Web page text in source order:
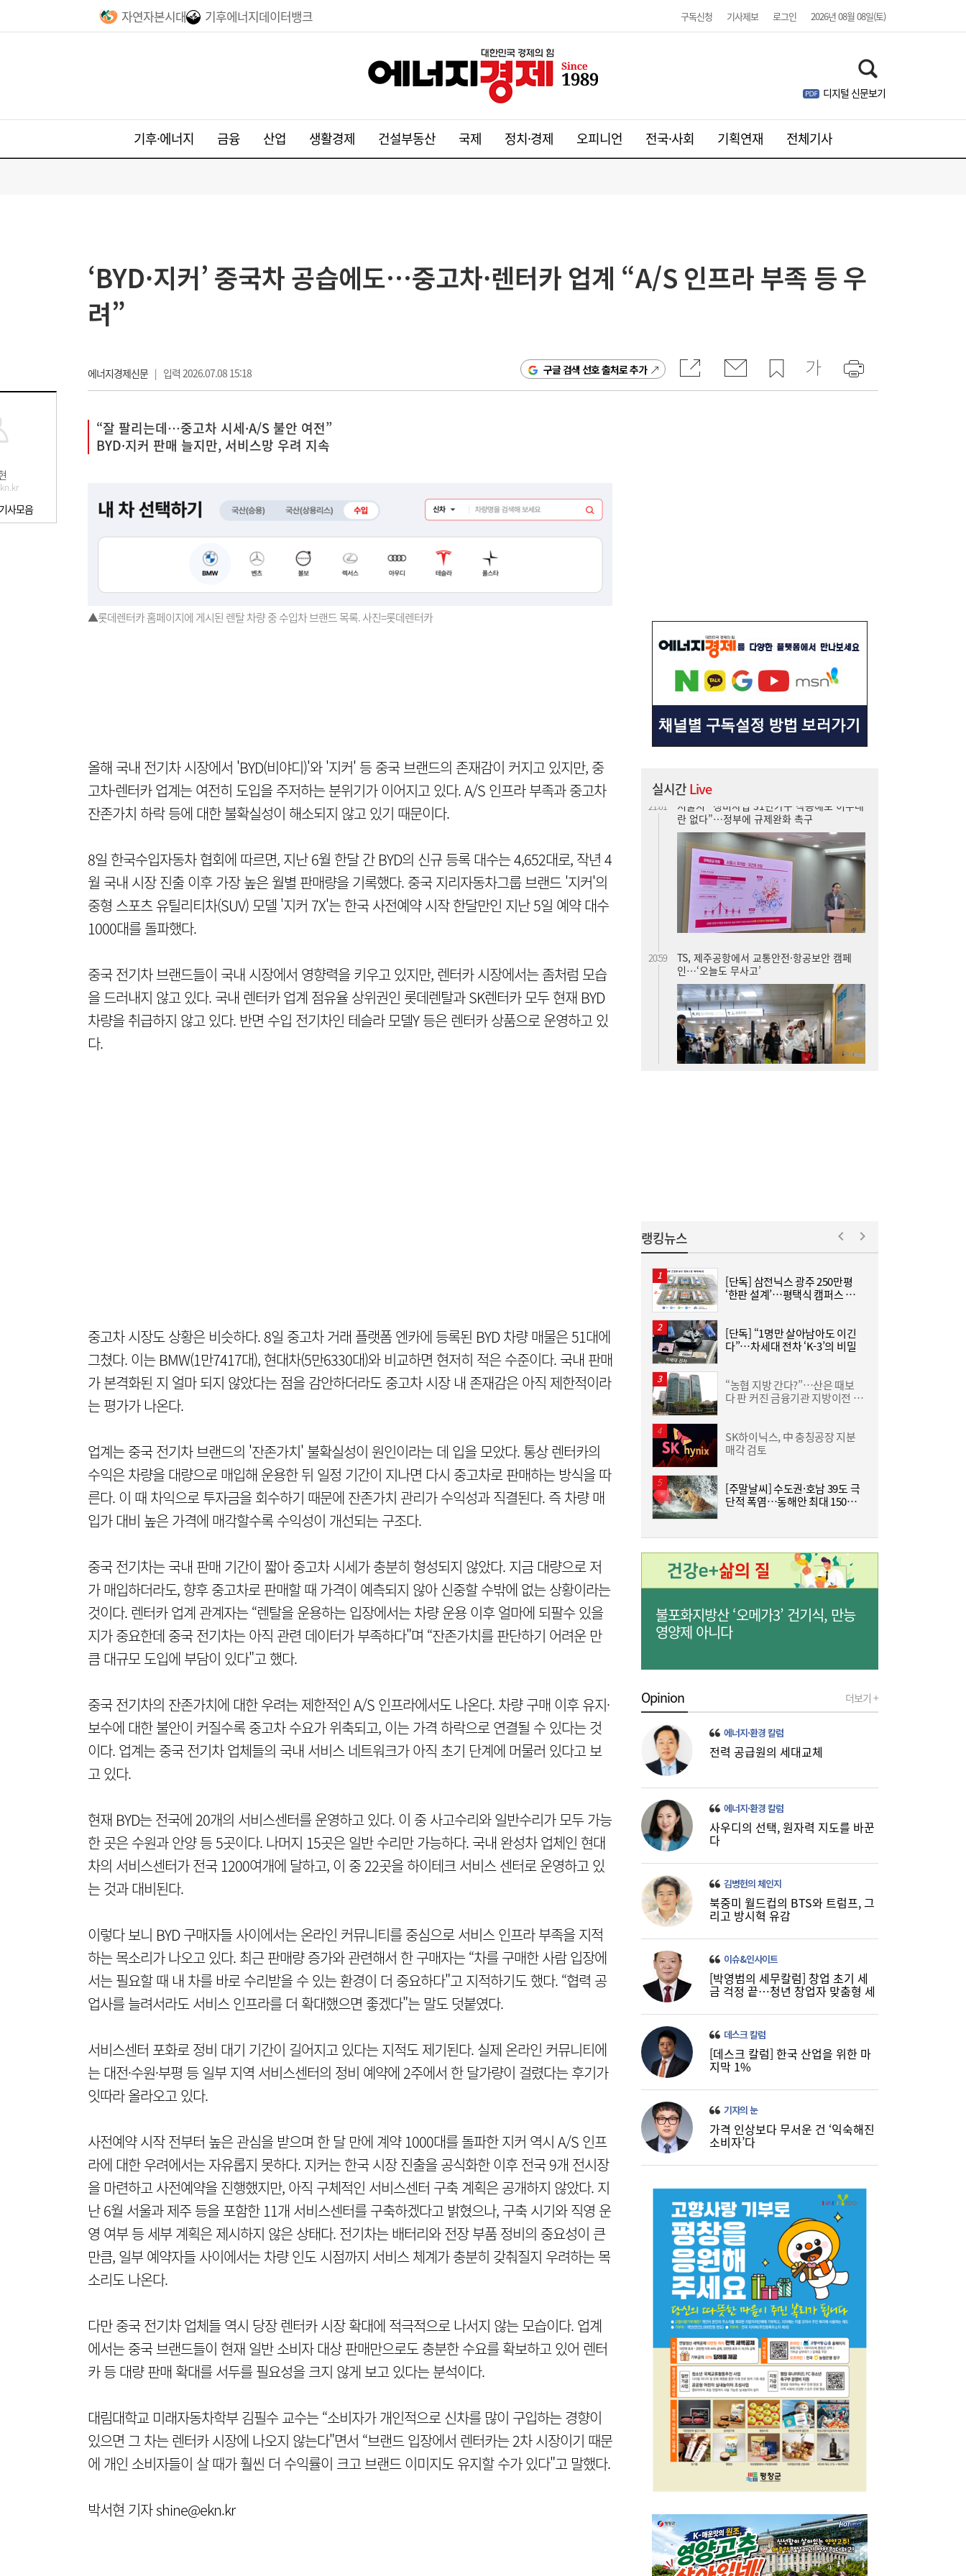
자연자본시대 기후에너지데이터뱅크 구독신청 기사제보 로그인 2026년 08월 08일(토)
디지털 신문보기
기후·에너지 금융 산업 생활경제 건설부동산 국제 정치·경제 오피니언 전국·사회 기획연재 전체기사
사모음
‘BYD·지커’ 중국차 공습에도…중고차·렌터카 업계 “A/S 인프라 부족 등 우
려”
에너지경제신문| 입력 2026.07.08 15:18 구글 검색 선호 출처로 추가
“잘 팔리는데…중고차 시세·A/S 불안 여전”
BYD·지커 판매 늘지만, 서비스망 우려 지속
▲롯데렌터카 홈페이지에 게시된 렌탈 차량 중 수입차 브랜드 목록. 사진=롯데렌터카
올해 국내 전기차 시장에서 'BYD(비야디)'와 '지커' 등 중국 브랜드의 존재감이 커지고 있지만, 중
고차·렌터카 업계는 여전히 도입을 주저하는 분위기가 이어지고 있다. A/S 인프라 부족과 중고차
잔존가치 하락 등에 대한 불확실성이 해소되지 않고 있기 때문이다.
8일 한국수입자동차 협회에 따르면, 지난 6월 한달 간 BYD의 신규 등록 대수는 4,652대로, 작년 4
월 국내 시장 진출 이후 가장 높은 월별 판매량을 기록했다. 중국 지리자동차그룹 브랜드 '지커'의
중형 스포츠 유틸리티차(SUV) 모델 '지커 7X'는 한국 사전예약 시작 한달만인 지난 5일 예약 대수
1000대를 돌파했다.
중국 전기차 브랜드들이 국내 시장에서 영향력을 키우고 있지만, 렌터카 시장에서는 좀처럼 모습
을 드러내지 않고 있다. 국내 렌터카 업계 점유율 상위권인 롯데렌탈과 SK렌터카 모두 현재 BYD
차량을 취급하지 않고 있다. 반면 수입 전기차인 테슬라 모델Y 등은 렌터카 상품으로 운영하고 있
다.
중고차 시장도 상황은 비슷하다. 8일 중고차 거래 플랫폼 엔카에 등록된 BYD 차량 매물은 51대에
그쳤다. 이는 BMW(1만7417대), 현대차(5만6330대)와 비교하면 현저히 적은 수준이다. 국내 판매
가 본격화된 지 얼마 되지 않았다는 점을 감안하더라도 중고차 시장 내 존재감은 아직 제한적이라
는 평가가 나온다.
업계는 중국 전기차 브랜드의 '잔존가치' 불확실성이 원인이라는 데 입을 모았다. 통상 렌터카의
수익은 차량을 대량으로 매입해 운용한 뒤 일정 기간이 지나면 다시 중고차로 판매하는 방식을 따
른다. 이 때 차익으로 투자금을 회수하기 때문에 잔존가치 관리가 수익성과 직결된다. 즉 차량 매
입가 대비 높은 가격에 매각할수록 수익성이 개선되는 구조다.
중국 전기차는 국내 판매 기간이 짧아 중고차 시세가 충분히 형성되지 않았다. 지금 대량으로 저
가 매입하더라도, 향후 중고차로 판매할 때 가격이 예측되지 않아 신중할 수밖에 없는 상황이라는
것이다. 렌터카 업계 관계자는 “렌탈을 운용하는 입장에서는 차량 운용 이후 얼마에 되팔수 있을
지가 중요한데 중국 전기차는 아직 관련 데이터가 부족하다"며 “잔존가치를 판단하기 어려운 만
큼 대규모 도입에 부담이 있다"고 했다.
중국 전기차의 잔존가치에 대한 우려는 제한적인 A/S 인프라에서도 나온다. 차량 구매 이후 유지·
보수에 대한 불안이 커질수록 중고차 수요가 위축되고, 이는 가격 하락으로 연결될 수 있다는 것
이다. 업계는 중국 전기차 업체들의 국내 서비스 네트워크가 아직 초기 단계에 머물러 있다고 보
고 있다.
현재 BYD는 전국에 20개의 서비스센터를 운영하고 있다. 이 중 사고수리와 일반수리가 모두 가능
한 곳은 수원과 안양 등 5곳이다. 나머지 15곳은 일반 수리만 가능하다. 국내 완성차 업체인 현대
차의 서비스센터가 전국 1200여개에 달하고, 이 중 22곳을 하이테크 서비스 센터로 운영하고 있
는 것과 대비된다.
이렇다 보니 BYD 구매자들 사이에서는 온라인 커뮤니티를 중심으로 서비스 인프라 부족을 지적
하는 목소리가 나오고 있다. 최근 판매량 증가와 관련해서 한 구매자는 “차를 구매한 사람 입장에
서는 필요할 때 내 차를 바로 수리받을 수 있는 환경이 더 중요하다"고 지적하기도 했다. “협력 공
업사를 늘려서라도 서비스 인프라를 더 확대했으면 좋겠다"는 말도 덧붙였다.
서비스센터 포화로 정비 대기 기간이 길어지고 있다는 지적도 제기된다. 실제 온라인 커뮤니티에
는 대전·수원·부평 등 일부 지역 서비스센터의 정비 예약에 2주에서 한 달가량이 걸렸다는 후기가
잇따라 올라오고 있다.
사전예약 시작 전부터 높은 관심을 받으며 한 달 만에 계약 1000대를 돌파한 지커 역시 A/S 인프
라에 대한 우려에서는 자유롭지 못하다. 지커는 한국 시장 진출을 공식화한 이후 전국 9개 전시장
을 마련하고 사전예약을 진행했지만, 아직 구체적인 서비스센터 구축 계획은 공개하지 않았다. 지
난 6월 서울과 제주 등을 포함한 11개 서비스센터를 구축하겠다고 밝혔으나, 구축 시기와 직영 운
영 여부 등 세부 계획은 제시하지 않은 상태다. 전기차는 배터리와 전장 부품 정비의 중요성이 큰
만큼, 일부 예약자들 사이에서는 차량 인도 시점까지 서비스 체계가 충분히 갖춰질지 우려하는 목
소리도 나온다.
다만 중국 전기차 업체들 역시 당장 렌터카 시장 확대에 적극적으로 나서지 않는 모습이다. 업계
에서는 중국 브랜드들이 현재 일반 소비자 대상 판매만으로도 충분한 수요를 확보하고 있어 렌터
카 등 대량 판매 확대를 서두를 필요성을 크지 않게 보고 있다는 분석이다.
대림대학교 미래자동차학부 김필수 교수는 “소비자가 개인적으로 신차를 많이 구입하는 경향이
있으면 그 차는 렌터카 시장에 나오지 않는다"면서 “브랜드 입장에서 렌터카는 2차 시장이기 때문
에 개인 소비자들이 살 때가 훨씬 더 수익률이 크고 브랜드 이미지도 유지할 수가 있다"고 말했다.
박서현 기자 shine@ekn.kr
실시간Live
23:44 SK하이닉스, 中 충칭공장 지분 매각 검토
서울시 “정비사업 31만가구 착공해도 이주대
란 없다”…정부에 규제완화 촉구
TS, 제주공항에서 교통안전·항공보안 캠페
인…‘오늘도 무사고’
SK하이닉스 54조 베팅…용인엔 D램, 청주는
낸드
19:32
사상 최대 실적 이어가는 SK하이닉스…분기
배당 375원
‘수익성’
19:24
금호석화, 2분기 영업익 5배 급증…3분기 수
익성은 ‘글쎄’
19:20
진에어, 2Q 영업손실 731억…고유가 덫에
‘적자 전환’
랭킹뉴스
[단독] 삼전닉스 광주 250만평
‘한판 설계’…평택식 캠퍼스 들
[단독] “1명만 살아남아도 이긴
다”…차세대 전차 ‘K-3’의 비밀
“농협 지방 간다?”…산은 때보
다 판 커진 금융기관 지방이전 논
SK하이닉스, 中 충칭공장 지분
매각 검토
[주말날씨] 수도권·호남 39도 극
단적 폭염…동해안 최대 150㎜
불포화지방산 ‘오메가3’ 건기식, 만능
영양제 아니다
Opinion 더보기 +
에너지·환경 칼럼
전력 공급원의 세대교체
에너지·환경 칼럼
사우디의 선택, 원자력 지도를 바꾼
다
김병헌의 체인지
북중미 월드컵의 BTS와 트럼프, 그
리고 방시혁 유감
이슈&인사이트
[박영범의 세무칼럼] 창업 초기 세
금 걱정 끝…청년 창업자 맞춤형 세
데스크 칼럼
[데스크 칼럼] 한국 산업을 위한 마
지막 1%
기자의 눈
가격 인상보다 무서운 건 ‘익숙해진
소비자’다